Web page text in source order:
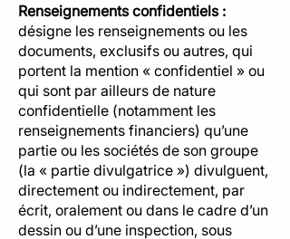
Renseignements confidentiels :
désigne les renseignements ou les
documents, exclusifs ou autres, qui
portent la mention « confidentiel » ou
qui sont par ailleurs de nature
confidentielle (notamment les
renseignements financiers) qu’une
partie ou les sociétés de son groupe
(la « partie divulgatrice ») divulguent,
directement ou indirectement, par
écrit, oralement ou dans le cadre d’un
dessin ou d’une inspection, sous